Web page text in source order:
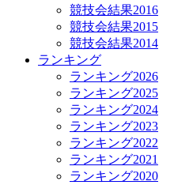
競技会結果2016
競技会結果2015
競技会結果2014
ランキング
ランキング2026
ランキング2025
ランキング2024
ランキング2023
ランキング2022
ランキング2021
ランキング2020